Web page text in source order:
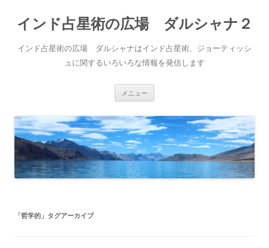
インド占星術の広場 ダルシャナ２
インド占星術の広場 ダルシャナはインド占星術、ジョーティッシ
ュに関するいろいろな情報を発信します
メニュー
ン
ツ
へ
ス
キ
ッ
プ
「哲学的 」タグアーカイブ